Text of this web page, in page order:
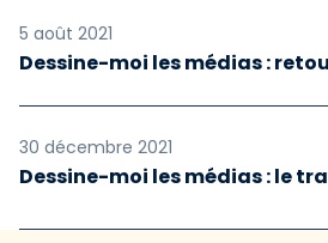
5 août 2021
Dessine-moi les médias :
30 décembre 2021
Dessine-moi les médias : le